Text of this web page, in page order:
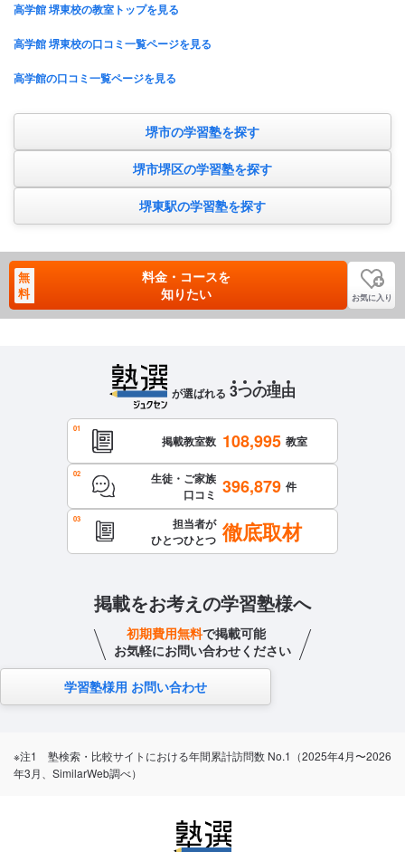
高学館 堺東校の教室トップを見る
高学館 堺東校の口コミ一覧ページを見る
高学館の口コミ一覧ページを見る
堺市の学習塾を探す
堺市堺区の学習塾を探す
堺東駅の学習塾を探す
無
料
料金・コースを
知りたい
お気に入り
が選ばれる 3つの理由
掲載教室数 108,995 教室
生徒・ご家族
口コミ 396,879 件
担当者が
ひとつひとつ 徹底取材
掲載をお考えの学習塾様へ
初期費用無料で掲載可能
お気軽にお問い合わせください
学習塾様用 お問い合わせ
※注1 塾検索・比較サイトにおける年間累計訪問数 No.1（2025年4月〜2026
年3月、SimilarWeb調べ）